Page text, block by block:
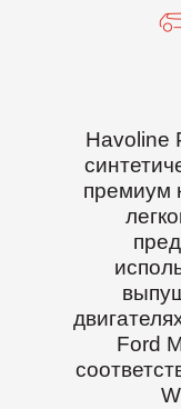
Havoline
премиум
Ford